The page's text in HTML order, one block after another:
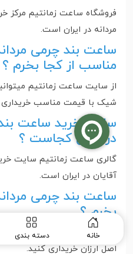
خانه دسته بندی
فروشگاه ساعت زمانتیم مرکز
مردانه در ایران است‌.
ساعت بند چرمی
مناسب از کجا بخرم ؟
از سایت ساعت زمانتیم
شیک با قیمت مناسب خریداری
سایت خرید ساعت
در ایران کجاست ؟
گالری ساعت زمانتیم سایت
آقایان در ایران است‌.
ساعت بند چرمی
بخرم ؟
از سایت ساعت زمانتیم می
اصل ارزان خریداری کنید.